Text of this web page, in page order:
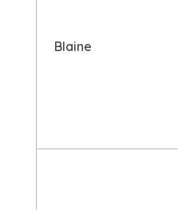
Blaine